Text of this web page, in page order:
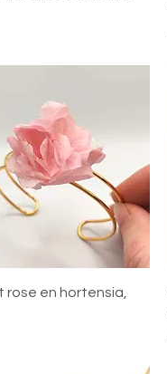
Aperçu rapide
rose en hortensia,